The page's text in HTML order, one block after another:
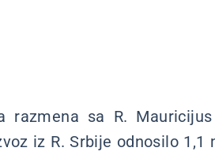
razmena sa R.
iz R. Srbije odnosilo 1,1